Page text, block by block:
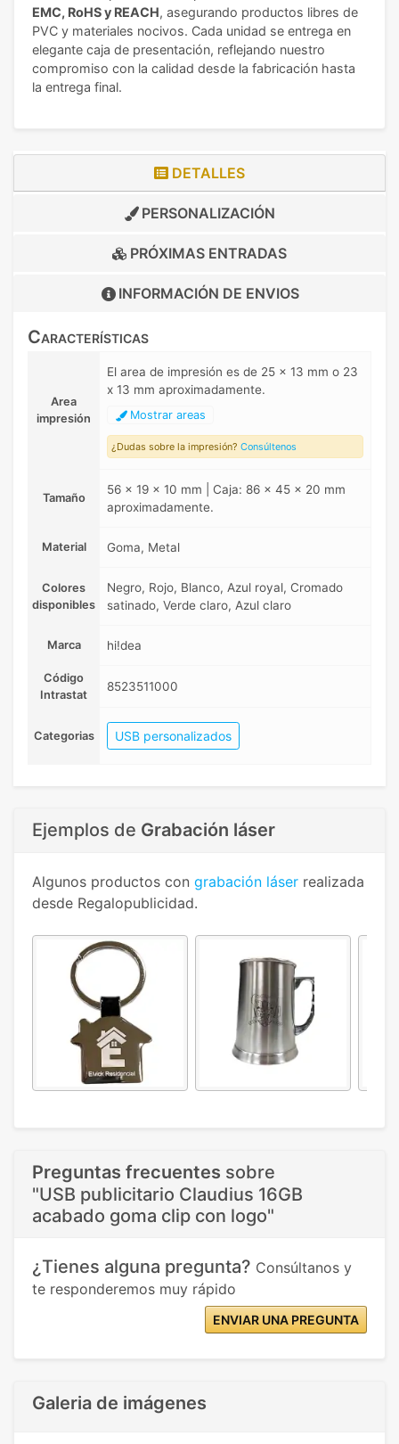
EMC, RoHS y REACH, asegurando productos libres de
PVC y materiales nocivos. Cada unidad se entrega en
elegante caja de presentación, reflejando nuestro
compromiso con la calidad desde la fabricación hasta
la entrega final.
DETALLES
PERSONALIZACIÓN
PRÓXIMAS ENTRADAS
INFORMACIÓN DE ENVIOS
Características
Area
impresión
El area de impresión es de 25 x 13 mm o 23
x 13 mm aproximadamente.
Mostrar areas
¿Dudas sobre la impresión? Consúltenos
Tamaño
56 x 19 x 10 mm | Caja: 86 x 45 x 20 mm
aproximadamente.
Material Goma, Metal
Colores
disponibles
Negro, Rojo, Blanco, Azul royal, Cromado
satinado, Verde claro, Azul claro
Marca hi!dea
Código
Intrastat
8523511000
Categorias USB personalizados
Ejemplos de Grabación láser
Algunos productos con grabación láser realizada
desde Regalopublicidad.
Preguntas frecuentes sobre
"USB publicitario Claudius 16GB
acabado goma clip con logo"
¿Tienes alguna pregunta? Consúltanos y
te responderemos muy rápido
ENVIAR UNA PREGUNTA
Galeria de imágenes